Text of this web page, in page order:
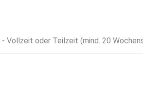
Vollzeit oder Teilzeit (mind. 20